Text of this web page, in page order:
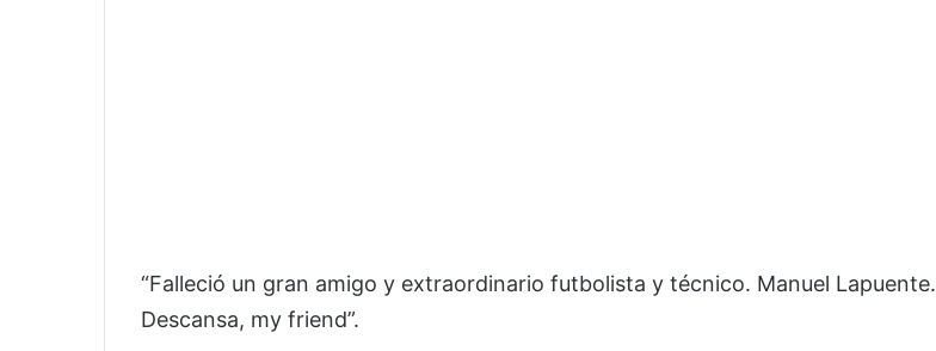
“Falleció un gran amigo y extraordinario futbolista y técnico. Manuel Lapuente.
Descansa, my friend”.